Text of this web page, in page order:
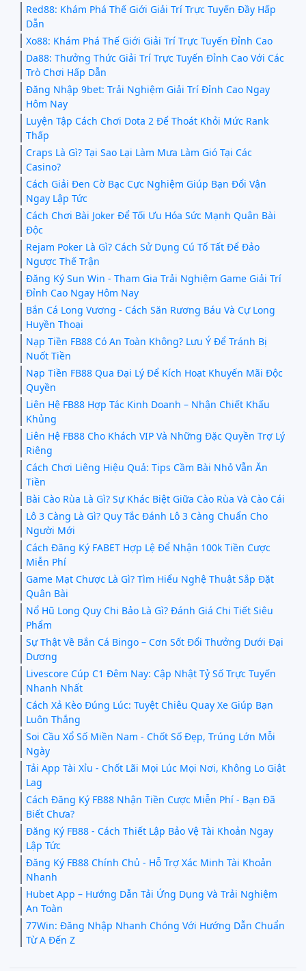
Red88: Khám Phá Thế Giới Giải Trí Trực Tuyến Đầy Hấp
Dẫn
Xo88: Khám Phá Thế Giới Giải Trí Trực Tuyến Đỉnh Cao
Da88: Thưởng Thức Giải Trí Trực Tuyến Đỉnh Cao Với Các
Trò Chơi Hấp Dẫn
Đăng Nhập 9bet: Trải Nghiệm Giải Trí Đỉnh Cao Ngay
Hôm Nay
Luyện Tập Cách Chơi Dota 2 Để Thoát Khỏi Mức Rank
Thấp
Craps Là Gì? Tại Sao Lại Làm Mưa Làm Gió Tại Các
Casino?
Cách Giải Đen Cờ Bạc Cực Nghiệm Giúp Bạn Đổi Vận
Ngay Lập Tức
Cách Chơi Bài Joker Để Tối Ưu Hóa Sức Mạnh Quân Bài
Độc
Rejam Poker Là Gì? Cách Sử Dụng Cú Tố Tất Để Đảo
Ngược Thế Trận
Đăng Ký Sun Win - Tham Gia Trải Nghiệm Game Giải Trí
Đỉnh Cao Ngay Hôm Nay
Bắn Cá Long Vương - Cách Săn Rương Báu Và Cự Long
Huyền Thoại
Nạp Tiền FB88 Có An Toàn Không? Lưu Ý Để Tránh Bị
Nuốt Tiền
Nạp Tiền FB88 Qua Đại Lý Để Kích Hoạt Khuyến Mãi Độc
Quyền
Liên Hệ FB88 Hợp Tác Kinh Doanh – Nhận Chiết Khấu
Khủng
Liên Hệ FB88 Cho Khách VIP Và Những Đặc Quyền Trợ Lý
Riêng
Cách Chơi Liêng Hiệu Quả: Tips Cầm Bài Nhỏ Vẫn Ăn
Tiền
Bài Cào Rùa Là Gì? Sự Khác Biệt Giữa Cào Rùa Và Cào Cái
Lô 3 Càng Là Gì? Quy Tắc Đánh Lô 3 Càng Chuẩn Cho
Người Mới
Cách Đăng Ký FABET Hợp Lệ Để Nhận 100k Tiền Cược
Miễn Phí
Game Mạt Chược Là Gì? Tìm Hiểu Nghệ Thuật Sắp Đặt
Quân Bài
Nổ Hũ Long Quy Chi Bảo Là Gì? Đánh Giá Chi Tiết Siêu
Phẩm
Sự Thật Về Bắn Cá Bingo – Cơn Sốt Đổi Thưởng Dưới Đại
Dương
Livescore Cúp C1 Đêm Nay: Cập Nhật Tỷ Số Trực Tuyến
Nhanh Nhất
Cách Xả Kèo Đúng Lúc: Tuyệt Chiêu Quay Xe Giúp Bạn
Luôn Thắng
Soi Cầu Xổ Số Miền Nam - Chốt Số Đẹp, Trúng Lớn Mỗi
Ngày
Tải App Tài Xỉu - Chốt Lãi Mọi Lúc Mọi Nơi, Không Lo Giật
Lag
Cách Đăng Ký FB88 Nhận Tiền Cược Miễn Phí - Bạn Đã
Biết Chưa?
Đăng Ký FB88 - Cách Thiết Lập Bảo Vệ Tài Khoản Ngay
Lập Tức
Đăng Ký FB88 Chính Chủ - Hỗ Trợ Xác Minh Tài Khoản
Nhanh
Hubet App – Hướng Dẫn Tải Ứng Dụng Và Trải Nghiệm
An Toàn
77Win: Đăng Nhập Nhanh Chóng Với Hướng Dẫn Chuẩn
Từ A Đến Z